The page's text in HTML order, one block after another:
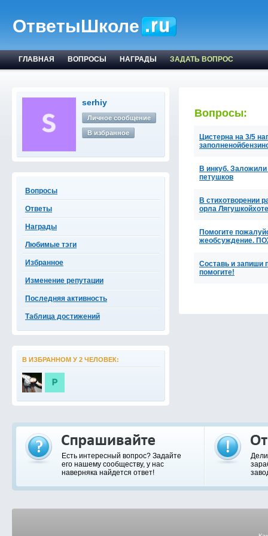
ОтветыШколе
ГЛАВНАЯ ВОПРОСЫ НАГРАДЫ ЗАДАТЬ ВОПРОС
serhiy
Личное сообщение
В избранное
Вопросы
Ответы
Награды
Любимые тэги
Избранное
Изменение репутации
Последняя активность
Таблица достижений
В ИЗБРАННОМ У 2 ЧЕЛОВЕК:
Вопросы:
Цистерна на 3/5
В инкуб.
петушков
В стихотворении
орла
Помогите
жеобсуждение.
Составь и запиши
помогите!
Есть интересный вопрос? Задайте
его нашему сообществу, у нас
наверняка найдется ответ!